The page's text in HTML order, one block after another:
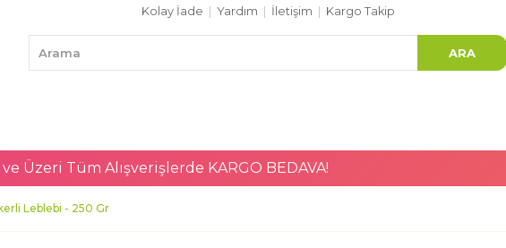
Kolay İade Yardım İletişim Kargo Takip
Üzeri Tüm Alışverişlerde KARGO BEDAVA!
Leblebi - 250 Gr